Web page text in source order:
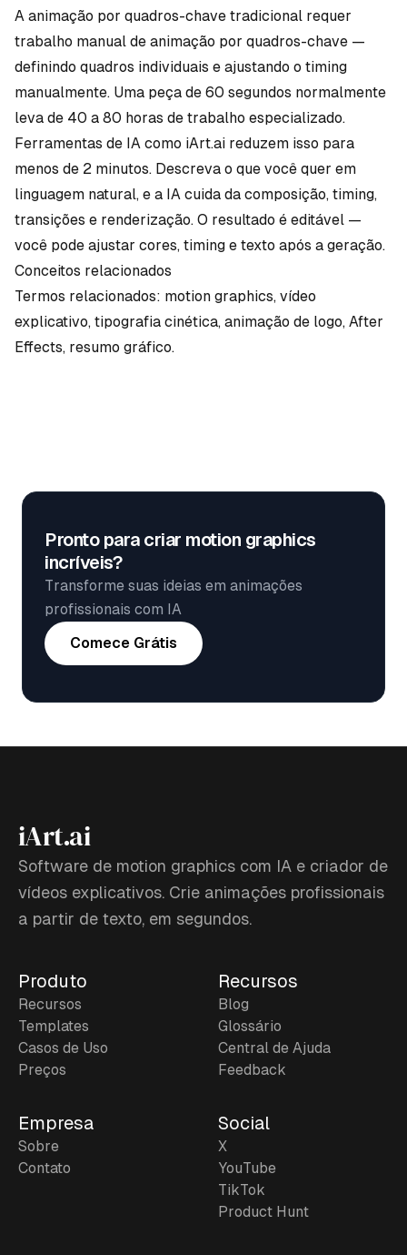
A animação por quadros-chave tradicional requer
trabalho manual de animação por quadros-chave —
definindo quadros individuais e ajustando o timing
manualmente. Uma peça de 60 segundos normalmente
leva de 40 a 80 horas de trabalho especializado.
Ferramentas de IA como iArt.ai reduzem isso para
menos de 2 minutos. Descreva o que você quer em
linguagem natural, e a IA cuida da composição, timing,
transições e renderização. O resultado é editável —
você pode ajustar cores, timing e texto após a geração.
Conceitos relacionados
Termos relacionados: motion graphics, vídeo
explicativo, tipografia cinética, animação de logo, After
Effects, resumo gráfico.
Pronto para criar motion graphics
incríveis?
Transforme suas ideias em animações
profissionais com IA
Comece Grátis
iArt.ai
Software de motion graphics com IA e criador de
vídeos explicativos. Crie animações profissionais
a partir de texto, em segundos.
Produto
Recursos
Templates
Casos de Uso
Preços
Recursos
Blog
Glossário
Central de Ajuda
Feedback
Empresa
Sobre
Contato
Social
X
YouTube
TikTok
Product Hunt